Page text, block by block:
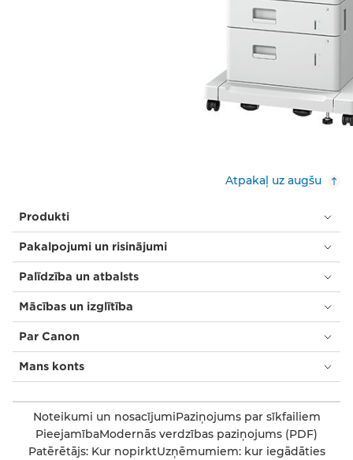
Atpakaļ uz augšu
Produkti
Pakalpojumi un risinājumi
Palīdzība un atbalsts
Mācības un izglītība
Par Canon
Mans konts
Noteikumi un nosacījumiPaziņojums par sīkfailiem
PieejamībaModernās verdzības paziņojums (PDF)
Patērētājs: Kur nopirktUzņēmumiem: kur iegādāties